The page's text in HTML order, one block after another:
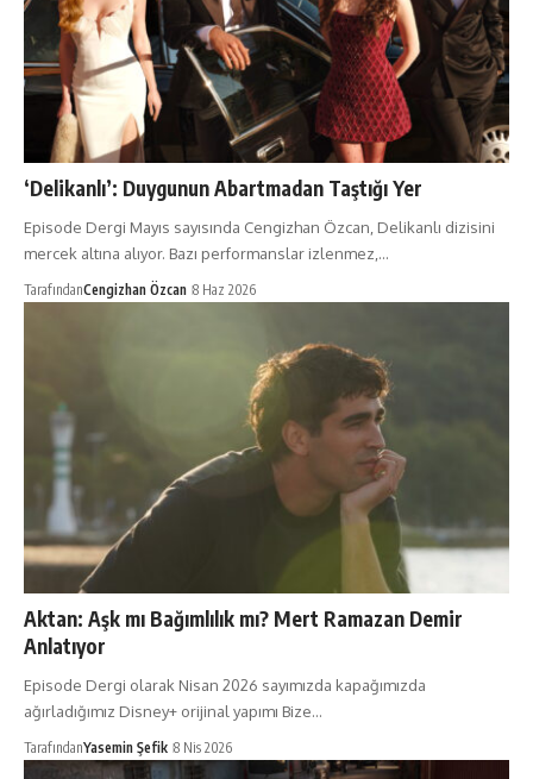
‘Delikanlı’: Duygunun Abartmadan Taştığı Yer
Episode Dergi Mayıs sayısında Cengizhan Özcan, Delikanlı dizisini
mercek altına alıyor. Bazı performanslar izlenmez,…
TarafındanCengizhan Özcan 8 Haz 2026
Aktan: Aşk mı Bağımlılık mı? Mert Ramazan Demir
Anlatıyor
Episode Dergi olarak Nisan 2026 sayımızda kapağımızda
ağırladığımız Disney+ orijinal yapımı Bize…
TarafındanYasemin Şefik 8 Nis 2026